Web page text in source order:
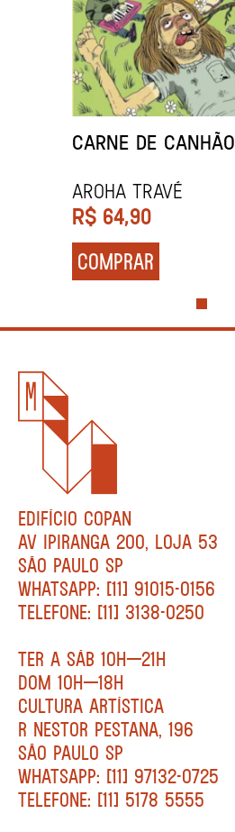
CARNE DE CANHÃO
Aroha Travé
R$ 64,90
COMPRAR
EDIFÍCIO COPAN
AV IPIRANGA 200, LOJA 53
SÃO PAULO SP
WHATSAPP: [11] 91015-0156
TELEFONE: [11] 3138-0250
TER A SÁB 10H—21H
DOM 10H—18H
CULTURA ARTÍSTICA
R NESTOR PESTANA, 196
SÃO PAULO SP
WHATSAPP: [11] 97132-0725
TELEFONE: [11] 5178 5555